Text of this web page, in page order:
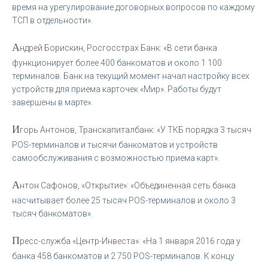
время на урегулирование договорных вопросов по каждому
ТСП в отдельности».
Андрей Борискин, Росгосстрах Банк: «В сети банка
функционирует более 400 банкоматов и около 1 100
терминалов. Банк на текущий момент начал настройку всех
устройств для приема карточек «Мир». Работы будут
завершены в марте».
Игорь Антонов, Транскапиталбанк: «У ТКБ порядка 3 тысяч
POS-терминалов и тысячи банкоматов и устройств
самообслуживания с возможностью приема карт».
Антон Сафонов, «Открытие»: «Объединенная сеть банка
насчитывает более 25 тысяч POS-терминалов и около 3
тысяч банкоматов».
Пресс-служба «Центр-Инвеста»: «На 1 января 2016 года у
банка 458 банкоматов и 2 750 POS-терминалов. К концу